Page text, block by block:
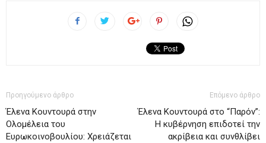
Προηγούμενο άρθρο
Έλενα Κουντουρά στην
Ολομέλεια του
Ευρωκοινοβουλίου: Χρειάζεται
Επόμενο άρθρο
Έλενα Κουντουρά στο “Παρόν”:
Η κυβέρνηση επιδοτεί την
ακρίβεια και συνθλίβει